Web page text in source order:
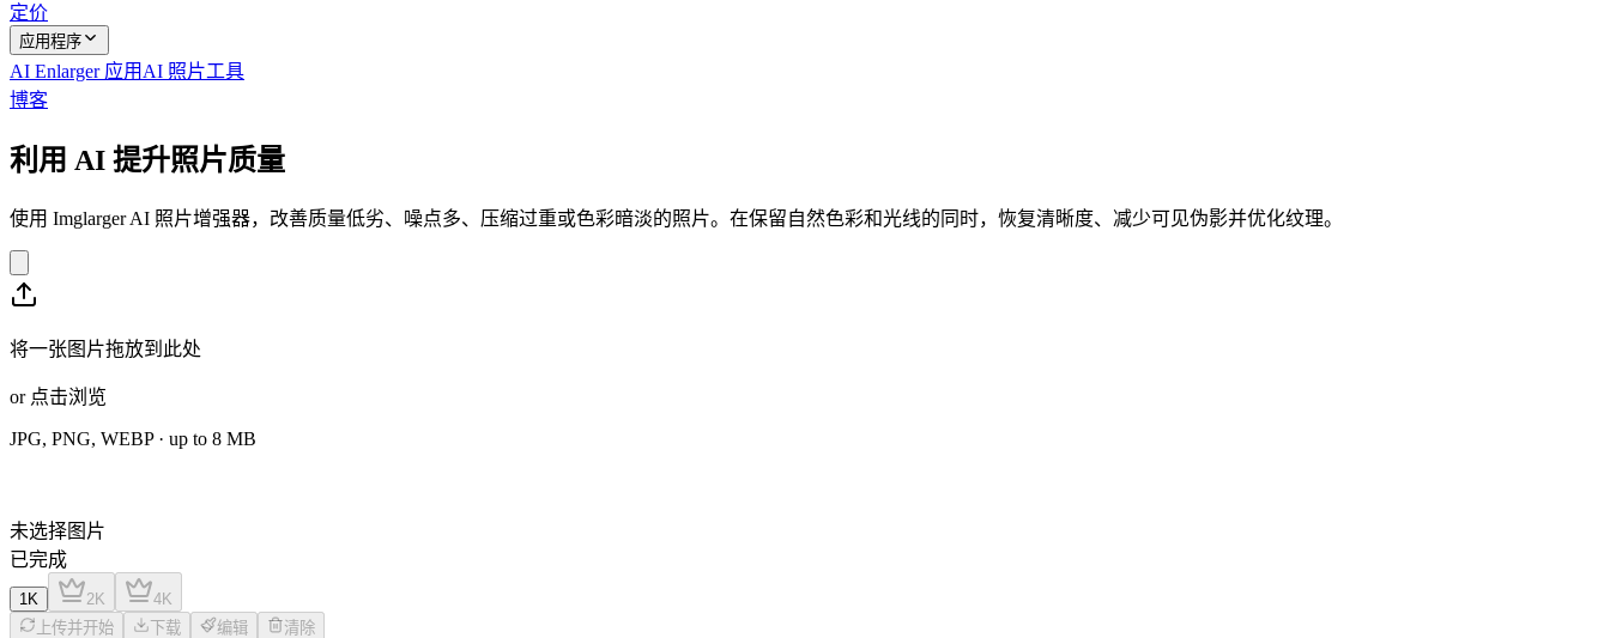
定价
应用程序
AI Enlarger 应用 AI 照片工具
博客
利用 AI 提升照片质量
使用 Imglarger AI 照片增强器，改善质量低劣、噪点多、压缩过重或色彩暗淡的照片。在保留自然色彩和光线的同时，恢复清晰度、减少可见伪影并优化纹理。
将一张图片拖放到此处
or 点击浏览
JPG, PNG, WEBP· up to 8 MB
未选择图片
已完成
1K 2K
4K
上传并开始
下载 编辑 清除